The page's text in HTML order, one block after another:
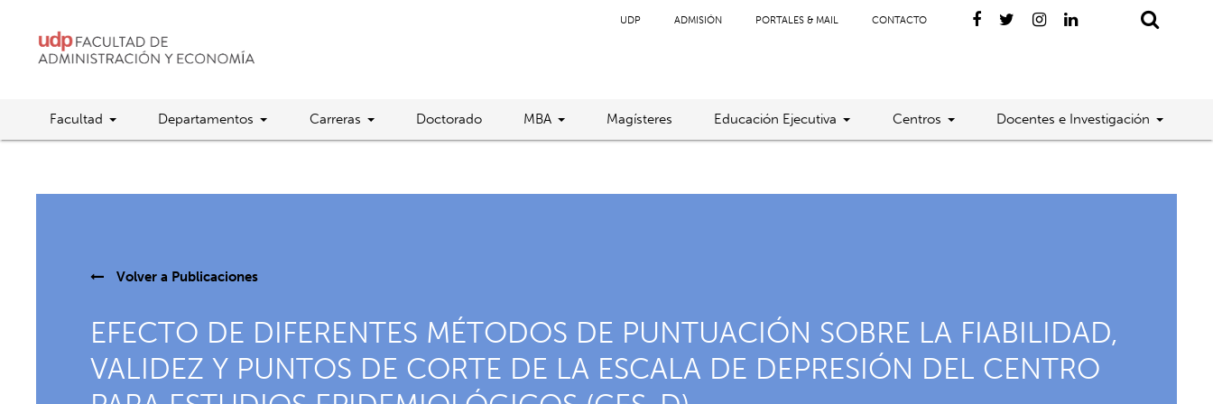
UDP ADMISIÓN PORTALES & MAIL CONTACTO
Facultad Departamentos Carreras Doctorado MBA Magísteres Educación Ejecutiva Centros Docentes e Investigación
Volver a Publicaciones
EFECTO DE DIFERENTES MÉTODOS DE PUNTUACIÓN SOBRE LA FIABILIDAD,
VALIDEZ Y PUNTOS DE CORTE DE LA ESCALA DE DEPRESIÓN DEL CENTRO